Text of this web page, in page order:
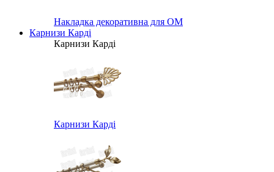
Накладка декоративна для ОМ
Карнизи Карді
Карнизи Карді
Карнизи Карді